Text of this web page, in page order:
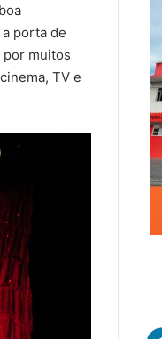
porta de
por muitos
TV e